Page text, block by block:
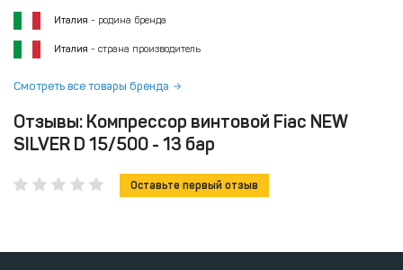
Италия - родина бренда
Италия - страна производитель
Смотреть все товары бренда
Отзывы: Компрессор винтовой Fiac NEW
SILVER D 15/500 - 13 бар
Оставьте первый отзыв